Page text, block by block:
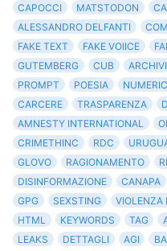
CAPOCCI
MATSTODON
ALESSANDRO DELFANTI
FAKE TEXT
FAKE VOIICE
GUTEMBERG
CUB ARCHIVI
PROMPT
POESIA
CARCERE
TRASPARENZA
AMNESTY INTERNATIONAL
CRIMETHINC
RDC
GLOVO
RAGIONAMENTO
DISINFORMAZIONE
CANAPA
GPG
SEXSTING VIOLENZA
HTML
KEYWORDS TAG
LEAKS
DETTAGLI AGI